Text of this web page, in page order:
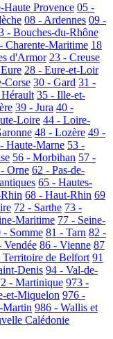
Haute Provence 05 -
08 - Ardennes 09 -
- Bouches-du-Rhône
Charente-Maritime 18
d'Armor 23 - Creuse
28 - Eure-et-Loir
Corse 30 - Gard 31 -
35 - Ille-et-
39 - Jura 40 -
Loire 44 - Loire-
48 - Lozère 49 -
Haute-Marne 53 -
56 - Morbihan 57 -
Orne 62 - Pas-de-
65 - Hautes-
68 - Haut-Rhin 69
72 - Sarthe 73 -
Maritime 77 - Seine-
- Somme 81 - Tarn 82 -
Vendée 86 - Vienne 87
Territoire de Belfort 91
Denis 94 - Val-de-
- Martinique 973 -
et-Miquelon 976 -
Martin 986 - Wallis et
Calédonie